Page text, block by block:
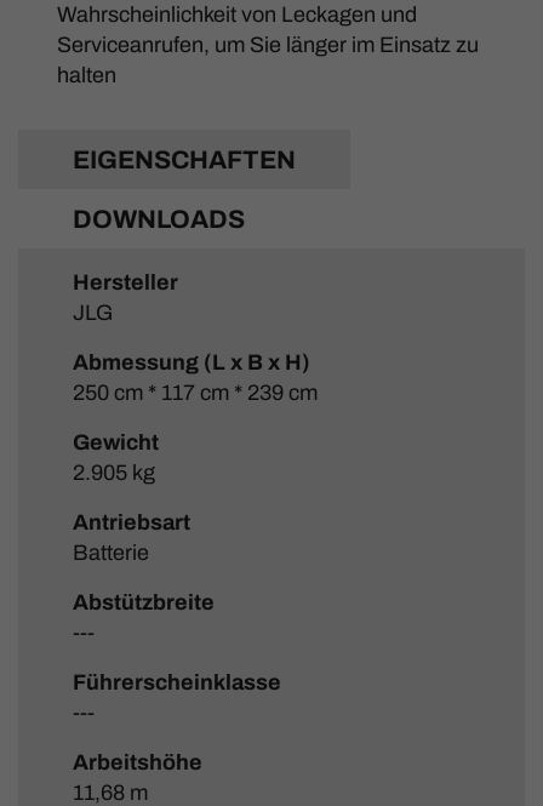
Wahrscheinlichkeit von Leckagen und
Serviceanrufen, um Sie länger im Einsatz zu
halten
EIGENSCHAFTEN
DOWNLOADS
Hersteller
JLG
Abmessung (L x B x H)
250 cm * 117 cm * 239 cm
Gewicht
2.905 kg
Antriebsart
Batterie
Abstützbreite
---
Führerscheinklasse
---
Arbeitshöhe
11,68 m